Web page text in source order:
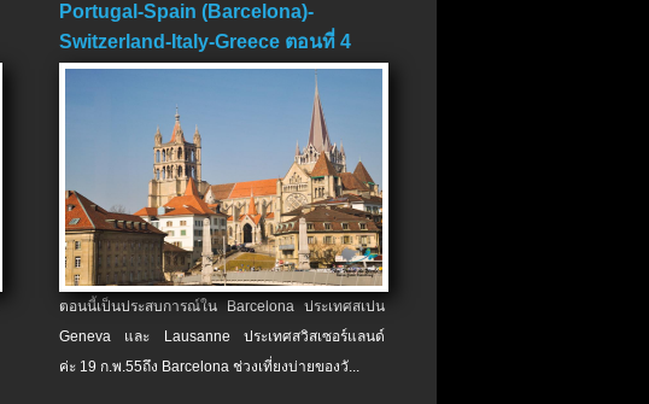
Portugal-Spain (Barcelona)-
Switzerland-Italy-Greece ตอนที่ 4
ตอนนี้เป็นประสบการณ์ใน Barcelona ประเทศสเปน
Geneva และ Lausanne ประเทศสวิสเซอร์แลนด์
ค่ะ 19 ก.พ.​55ถึง Barcelona ช่วงเที่ยงบ่ายของวั...